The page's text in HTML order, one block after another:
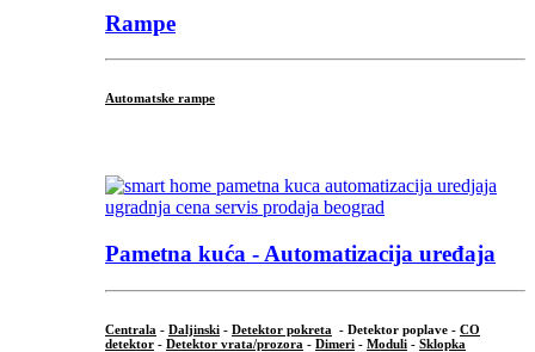
Rampe
Automatske rampe
Pametna kuća - Automatizacija uređaja
Centrala - Daljinski - Detektor pokreta - Detektor poplave - CO
detektor - Detektor vrata/prozora - Dimeri - Moduli - Sklopka